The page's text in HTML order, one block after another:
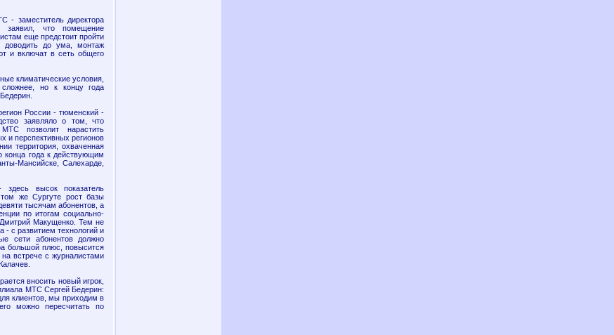
- заместитель директора
заявил, что помещение
еще предстоит пройти
доводить до ума, монтаж
и включат в сеть общего
климатические условия,
сложнее, но к концу года
России - тюменский -
заявляло о том, что
позволит нарастить
и перспективных регионов
территория, охваченная
года к действующим
Мансийске, Салехарде,
высок показатель
же Сургуте рост базы
тысячам абонентов, а
по итогам социально-
Макущенко. Тем не
- с развитием технологий и
сети абонентов должно
большой плюс, повысится
встрече с журналистами
вносить новый игрок,
МТС Сергей Бедерин:
клиентов, мы приходим в
можно пересчитать по